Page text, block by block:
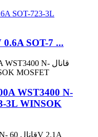
SOT-7 ...
WST3400 N-